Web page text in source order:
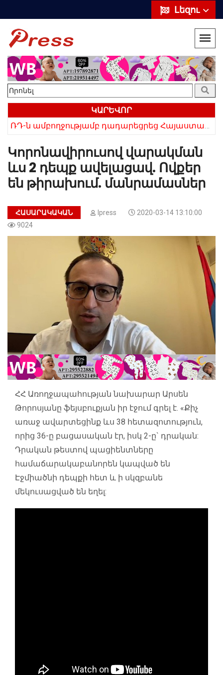
Լեզու
ԿԱՐԵՎՈՐ
Կորոնավիրուսով վարակման
ևս 2 դեպք ավելացավ. Ովքեր
են թիրախում. մանրամասներ
ՀԱՍԱՐԱԿԱԿԱՆ Ipress
2020-03-14 13:10:00
9024
ՀՀ Առողջապահության նախարար Արսեն
Թորոսյանը ֆեյսբուքյան իր էջում գրել է. «Քիչ
առաջ ավարտեցինք ևս 38 հետազոտություն,
որից 36-ը բացասական էր, իսկ 2-ը` դրական:
Դրական թեստով պացիենտները
համաճարակաբանորեն կապված են
Էջմիածնի դեպքի հետ և ի սկզբանե
մեկուսացված են եղել: